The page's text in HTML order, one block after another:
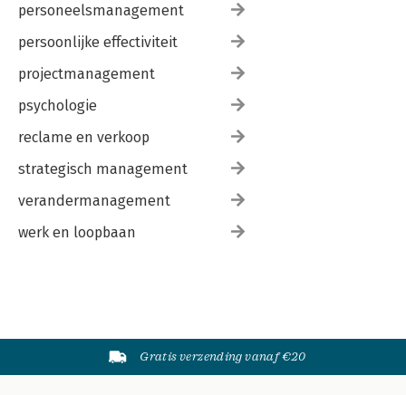
personeelsmanagement
persoonlijke effectiviteit
projectmanagement
psychologie
reclame en verkoop
strategisch management
verandermanagement
werk en loopbaan
Gratis verzending vanaf €20